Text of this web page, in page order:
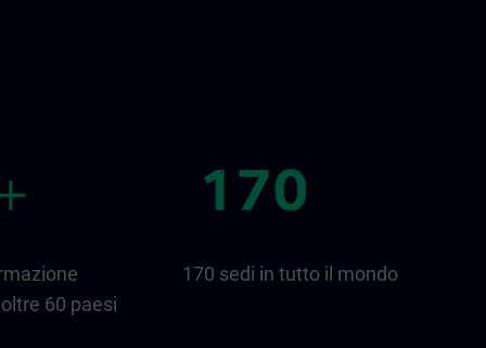
60 paesi
170 sedi in tutto il mondo